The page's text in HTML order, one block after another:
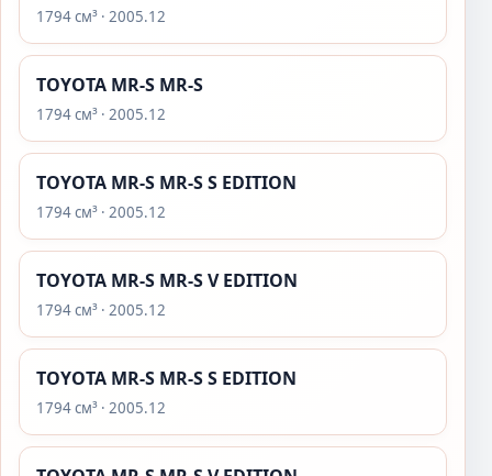
1794 см³ · 2005.12
TOYOTA MR-S MR-S
1794 см³ · 2005.12
TOYOTA MR-S MR-S S EDITION
1794 см³ · 2005.12
TOYOTA MR-S MR-S V EDITION
1794 см³ · 2005.12
TOYOTA MR-S MR-S S EDITION
1794 см³ · 2005.12